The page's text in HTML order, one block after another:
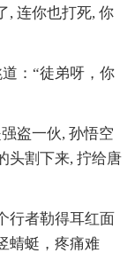
, 连你也打死, 你
：“徒弟呀，你
盗一伙, 孙悟空
头割下来, 拧给唐
行者勒得耳红面
蜻蜓，疼痛难